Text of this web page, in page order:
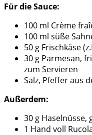
Für die Sauce:
100 ml Crème
100 ml süße
50 g Frischkäse
30 g Parmesan,
zum Servieren
Salz, Pfeffer aus
Außerdem:
30 g Haselnüsse,
1 Hand voll